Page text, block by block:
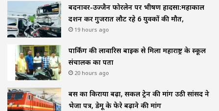
बदनावर-उज्जैन फोरलेन पर भीषण हादसा:महाकाल
दर्शन कर गुजरात लौट रहे 6 युवकों की मौत,
19 hours ago
पार्किंग की लावारिस बाइक से मिला महाराष्ट्र के स्कूल
संचालक का पता
20 hours ago
बस का किराया बढ़ा, सर्कल ट्रेन की मांग उठी सांसद ने
भेजा पत्र, डेमू के फेरे बढ़ाने की मांग